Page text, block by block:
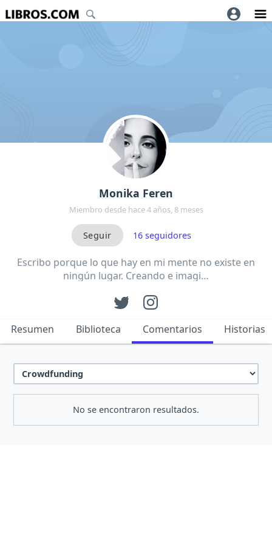
Monika Feren
Miembro desde hace 4 años, 8 meses
16seguidores
Escribo porque lo que hay en mi mente no existe en
ningún lugar. Creando e imagi…
Resumen Biblioteca Comentarios Historias
No se encontraron resultados.